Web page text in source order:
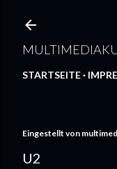
STARTSEITE
Eingestellt von
U2